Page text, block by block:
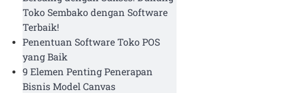
Toko Sembako dengan Software
Terbaik!
Penentuan Software Toko POS
yang Baik
9 Elemen Penting Penerapan
Bisnis Model Canvas